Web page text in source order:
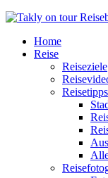
Home
Reise
Reiseziele
Reisetipps